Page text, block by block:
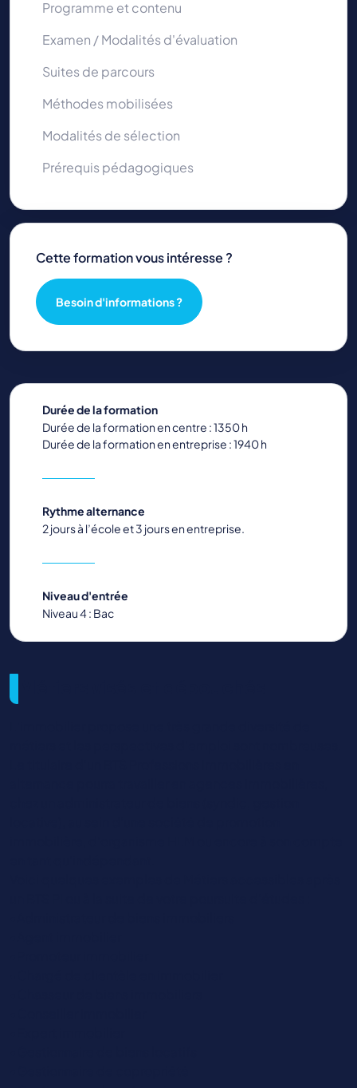
Durée de la formation
Durée de la formation en centre : 1350 h
Durée de la formation en entreprise : 1940 h
Rythme alternance
2 jours à l’école et 3 jours en entreprise.
Niveau d'entrée
Niveau 4 : Bac
Programme et contenu
Examen / Modalités d'évaluation
Suites de parcours
Méthodes mobilisées
Modalités de sélection
Prérequis pédagogiques
Cette formation vous intéresse ?
Besoin d'informations ?